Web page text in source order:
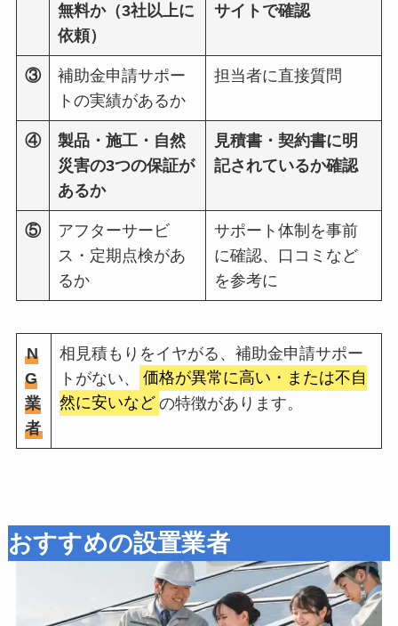
無料か（3社以上に
依頼）
サイトで確認
③
補助金申請サポー
トの実績があるか
担当者に直接質問
④
製品・施工・自然
災害の3つの保証が
あるか
見積書・契約書に明
記されているか確認
⑤
アフターサービ
ス・定期点検があ
るか
サポート体制を事前
に確認、口コミなど
を参考に
N
G
業
者
相見積もりをイヤがる、補助金申請サポー
トがない、
価格が異常に高い・または不自
然に安いなど の特徴があります。
おすすめの設置業者